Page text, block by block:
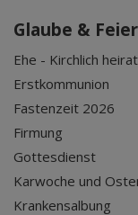
Glaube &
Ehe - Kirchlich
Erstkommunion
Fastenzeit 2026
Firmung
Gottesdienst
Karwoche und
Krankensalbung